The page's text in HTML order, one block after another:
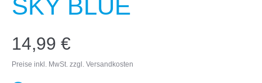
SKY BLUE
14,99 €
Preise inkl. MwSt. zzgl. Versandkosten